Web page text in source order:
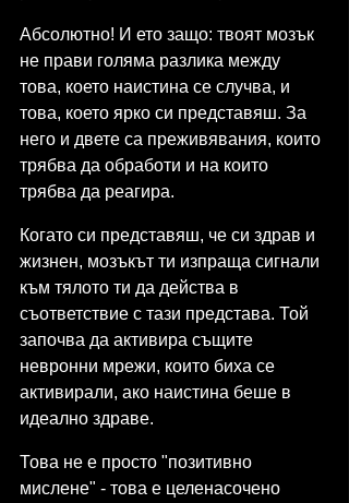
Абсолютно! И ето защо: твоят мозък
не прави голяма разлика между
това, което наистина се случва, и
това, което ярко си представяш. За
него и двете са преживявания, които
трябва да обработи и на които
трябва да реагира.
Когато си представяш, че си здрав и
жизнен, мозъкът ти изпраща сигнали
към тялото ти да действа в
съответствие с тази представа. Той
започва да активира същите
невронни мрежи, които биха се
активирали, ако наистина беше в
идеално здраве.
Това не е просто "позитивно
мислене" - това е целенасочено